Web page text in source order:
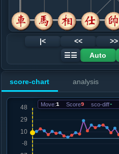
红+9
.....车１平４
红+16
12. 车九平八
红+6
红+11
13. 兵五进一
红+0
.....卒５进１
红+0
15. 车四进一
.....车８进３
红+0
16. 马七进六
黑+16
|< << >>
☰☰
Auto
score-chart analysis
Move:1 Score9 sco-diff-